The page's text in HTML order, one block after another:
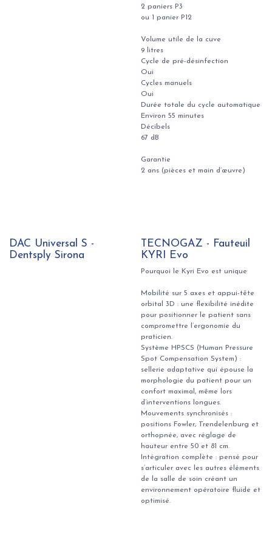
2 paniers P3
ou 1 panier P12
Volume utile de la cuve
9 litres
Cycle de pré-désinfection
Oui
Cycles manuels
Oui
Durée totale du cycle automatique
Environ 55 minutes
Décibels
67 dB
Garantie
2 ans (pièces et main d’œuvre)
DAC Universal S -
Dentsply Sirona
TECNOGAZ - Fauteuil
KYRI Evo
Pourquoi le Kyri Evo est unique
Mobilité sur 5 axes et appui-tête
orbital 3D : une flexibilité inédite
pour positionner le patient sans
compromettre l’ergonomie du
praticien.
Système HPSCS (Human Pressure
Spot Compensation System) :
sellerie adaptative qui épouse la
morphologie du patient pour un
confort maximal, même lors
d’interventions longues.
Mouvements synchronisés :
positions Fowler, Trendelenburg et
orthopnée, avec réglage de
hauteur entre 50 et 81 cm.
Intégration complète : pensé pour
s’articuler avec les autres éléments
de la salle de soin créant un
environnement opératoire fluide et
optimisé.